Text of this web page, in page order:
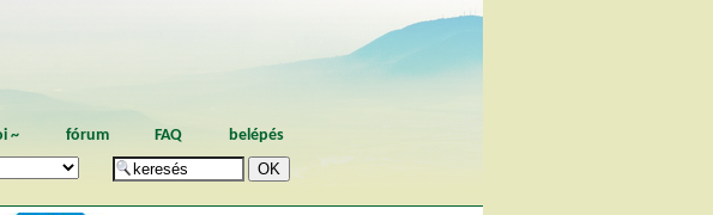
~ fórum FAQ belépés